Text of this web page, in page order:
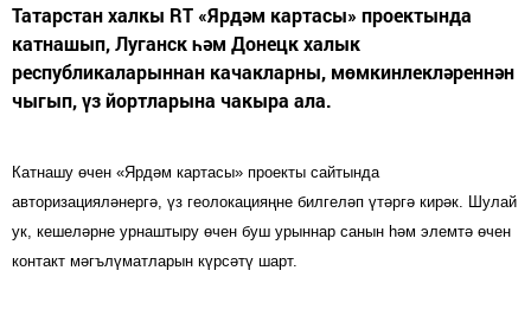
Татарстан халкы RT «Ярдәм картасы» проектында
катнашып, Луганск һәм Донецк халык
республикаларыннан качакларны, мөмкинлекләреннән
чыгып, үз йортларына чакыра ала.
Катнашу өчен «Ярдәм картасы» проекты сайтында
авторизацияләнергә, үз геолокацияңне билгеләп үтәргә кирәк. Шулай
ук, кешеләрне урнаштыру өчен буш урыннар санын һәм элемтә өчен
контакт мәгълүматларын күрсәтү шарт.